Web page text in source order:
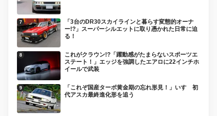
「3台のDR30スカイラインと暮らす変態的オーナ
ー!?」スーパーシルエットに取り憑かれた日常に迫
る！
これがクラウン!?「躍動感がたまらないスポーツエ
ステート！」エッジを強調したエアロに22インチホ
イールで武装
「これぞ国産ターボ黄金期の忘れ形見！」いすゞ初
代アスカ最終進化形を追う